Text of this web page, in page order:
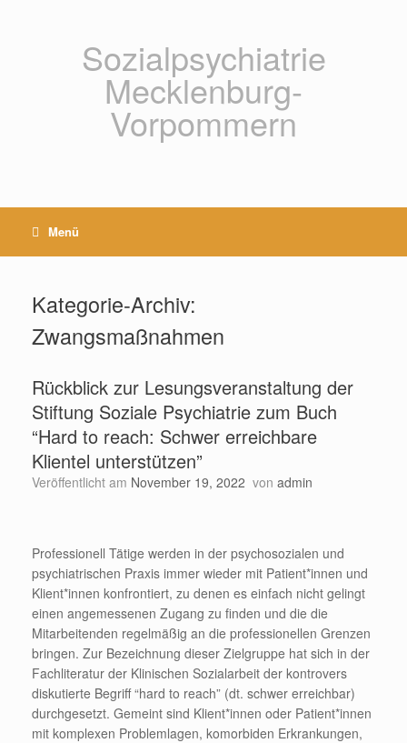
Sozialpsychiatrie
Mecklenburg-
Vorpommern
Menü
Kategorie-Archiv:
Zwangsmaßnahmen
Rückblick zur Lesungsveranstaltung der
Stiftung Soziale Psychiatrie zum Buch
“Hard to reach: Schwer erreichbare
Klientel unterstützen”
Veröffentlicht am November 19, 2022 von admin
Professionell Tätige werden in der psychosozialen und
psychiatrischen Praxis immer wieder mit Patient*innen und
Klient*innen konfrontiert, zu denen es einfach nicht gelingt
einen angemessenen Zugang zu finden und die die
Mitarbeitenden regelmäßig an die professionellen Grenzen
bringen. Zur Bezeichnung dieser Zielgruppe hat sich in der
Fachliteratur der Klinischen Sozialarbeit der kontrovers
diskutierte Begriff “hard to reach” (dt. schwer erreichbar)
durchgesetzt. Gemeint sind Klient*innen oder Patient*innen
mit komplexen Problemlagen, komorbiden Erkrankungen,